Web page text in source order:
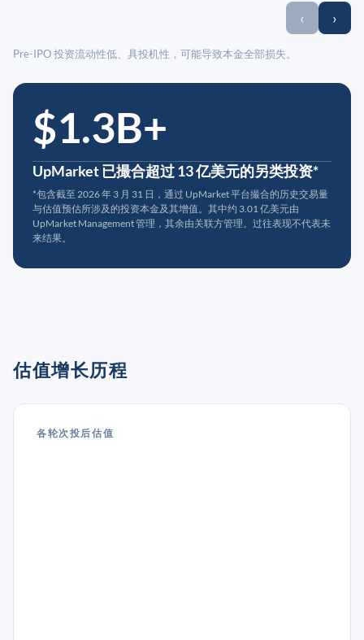
‹ ›
Pre-IPO 投资流动性低、具投机性，可能导致本金全部损失。
$1.3B+
UpMarket 已撮合超过 13 亿美元的另类投资*
*包含截至 2026 年 3 月 31 日，通过 UpMarket 平台撮合的历史交易量
与估值预估所涉及的投资本金及其增值。其中约 3.01 亿美元由
UpMarket Management 管理，其余由关联方管理。过往表现不代表未
来结果。
估值增长历程
各轮次投后估值